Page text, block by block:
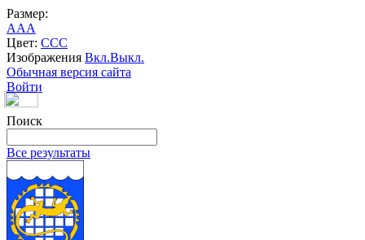
Размер:
AAA
Цвет: CCC
Изображения Вкл.Выкл.
Обычная версия сайта
Войти
Поиск
Все результаты